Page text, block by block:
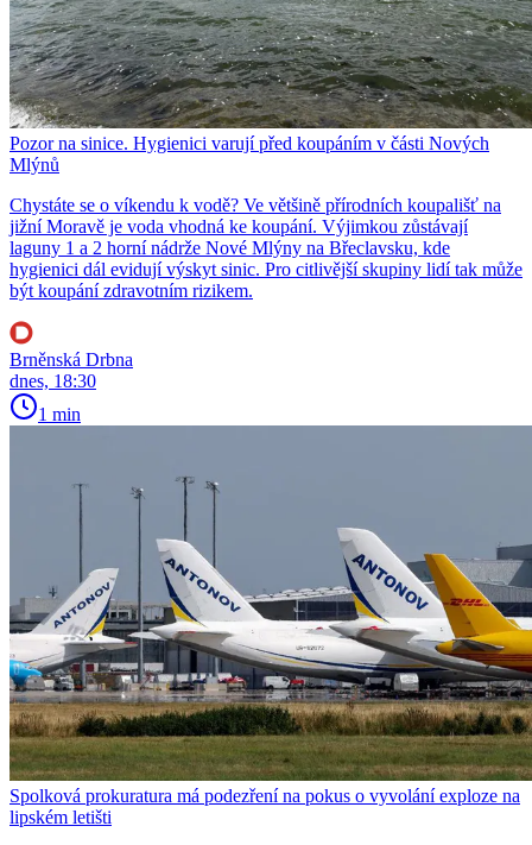
Pozor na sinice. Hygienici varují před koupáním v části Nových
Mlýnů
Chystáte se o víkendu k vodě? Ve většině přírodních koupališť na
jižní Moravě je voda vhodná ke koupání. Výjimkou zůstávají
laguny 1 a 2 horní nádrže Nové Mlýny na Břeclavsku, kde
hygienici dál evidují výskyt sinic. Pro citlivější skupiny lidí tak může
být koupání zdravotním rizikem.
Brněnská Drbna
dnes, 18:30
1 min
Spolková prokuratura má podezření na pokus o vyvolání exploze na
lipském letišti